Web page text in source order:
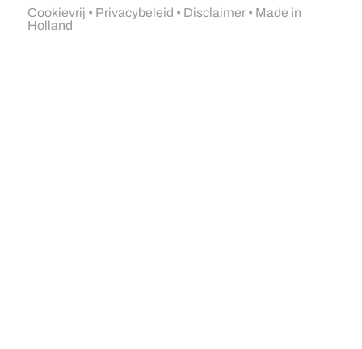
Cookievrij • Privacybeleid • Disclaimer• Made in
Holland